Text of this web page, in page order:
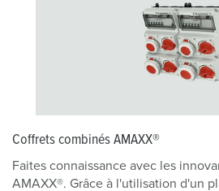
Coffrets combinés AMAXX®
Faites connaissance avec les
AMAXX®. Grâce à l'utilisation d'un